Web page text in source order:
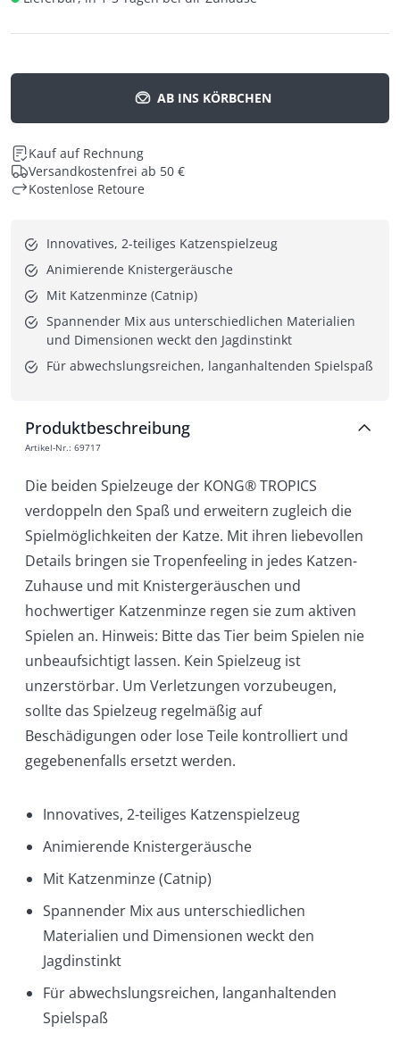
AB INS KÖRBCHEN
Kauf auf Rechnung
Versandkostenfrei ab 50 €
Kostenlose Retoure
Innovatives, 2-teiliges Katzenspielzeug
Animierende Knistergeräusche
Mit Katzenminze (Catnip)
Spannender Mix aus unterschiedlichen Materialien
und Dimensionen weckt den Jagdinstinkt
Für abwechslungsreichen, langanhaltenden Spielspaß
Produktbeschreibung
Artikel-Nr.: 69717
Die beiden Spielzeuge der KONG® TROPICS
verdoppeln den Spaß und erweitern zugleich die
Spielmöglichkeiten der Katze. Mit ihren liebevollen
Details bringen sie Tropenfeeling in jedes Katzen-
Zuhause und mit Knistergeräuschen und
hochwertiger Katzenminze regen sie zum aktiven
Spielen an. Hinweis: Bitte das Tier beim Spielen nie
unbeaufsichtigt lassen. Kein Spielzeug ist
unzerstörbar. Um Verletzungen vorzubeugen,
sollte das Spielzeug regelmäßig auf
Beschädigungen oder lose Teile kontrolliert und
gegebenenfalls ersetzt werden.
Innovatives, 2-teiliges Katzenspielzeug
Animierende Knistergeräusche
Mit Katzenminze (Catnip)
Spannender Mix aus unterschiedlichen
Materialien und Dimensionen weckt den
Jagdinstinkt
Für abwechslungsreichen, langanhaltenden
Spielspaß